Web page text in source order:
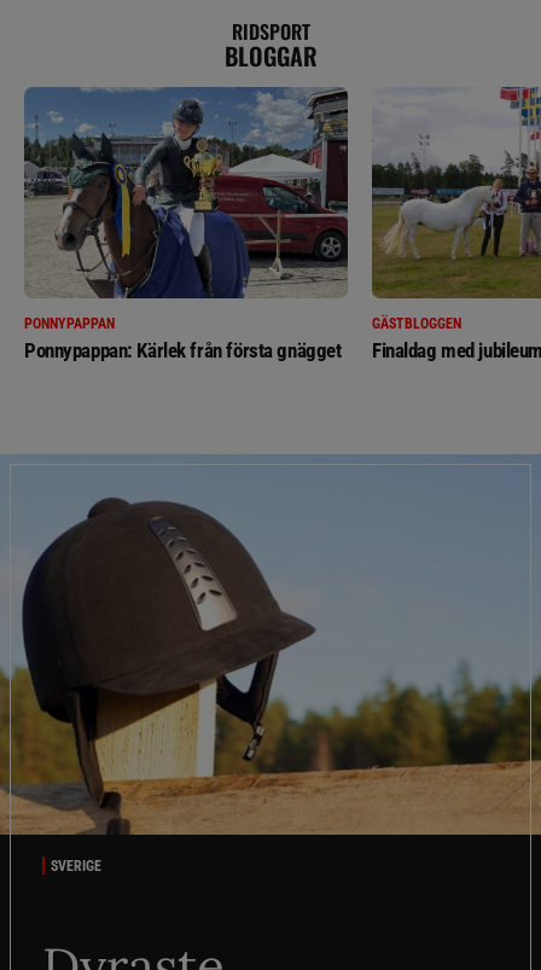
RIDSPORT
BLOGGAR
PONNYPAPPAN
Ponnypappan: Kärlek från första gnägget
GÄSTBLOGGEN
Finaldag med
SVERIGE